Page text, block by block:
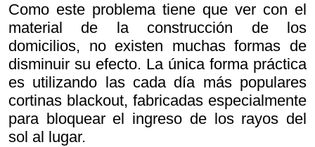
Como este problema tiene que ver con el
material de la construcción de los
domicilios, no existen muchas formas de
disminuir su efecto. La única forma práctica
es utilizando las cada día más populares
cortinas blackout, fabricadas especialmente
para bloquear el ingreso de los rayos del
sol al lugar.